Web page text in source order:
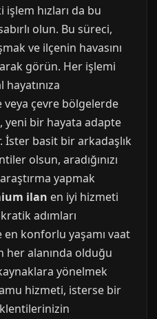
hızları da bu
olun. Bu süreci,
ve ilçenin havasını
görün. Her işlemi
çevre bölgelerde
yeni bir hayata adapte
İster basit bir arkadaşlık
olsun, aradığınızı
yapmak
ilan en iyi hizmeti
adımları
konforlu yaşamı vaat
her alanında olduğu
yönelmek
hizmeti, isterse bir